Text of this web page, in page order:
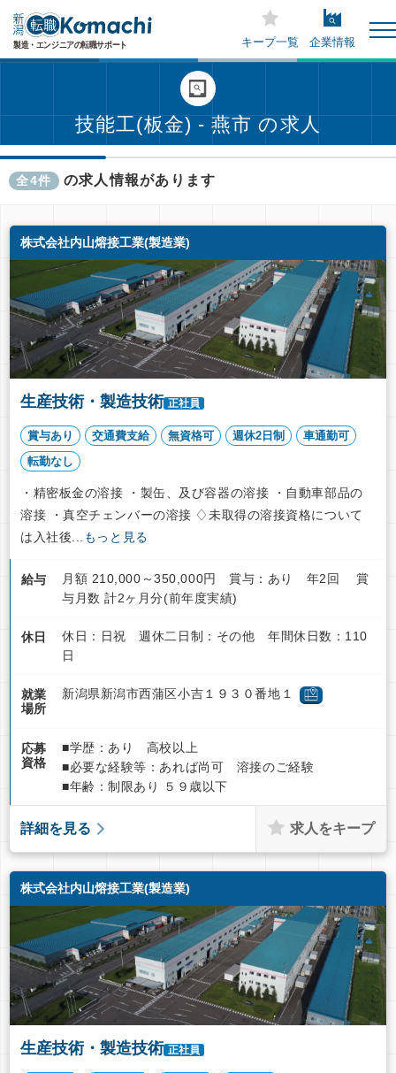
キープ一覧 企業情報
技能工(板金) - 燕市 の求人
全4件 の求人情報があります
株式会社内山熔接工業(製造業)
生産技術・製造技術 正社員
賞与あり 交通費支給 無資格可 週休2日制
車通勤可
転勤なし
・精密板金の溶接 ・製缶、及び容器の溶接 ・自動車部品の
溶接 ・真空チェンバーの溶接 ♢未取得の溶接資格について
は入社後... もっと見る
給与
月額 210,000～350,000円 賞与：あり 年2回 賞
与月数 計2ヶ月分(前年度実績)
休日
休日：日祝 週休二日制：その他 年間休日数：110
日
就業
場所
新潟県新潟市西蒲区小吉１９３０番地１
応募
資格
■学歴：あり 高校以上
■必要な経験等：あれば尚可 溶接のご経験
■年齢：制限あり ５９歳以下
詳細を見る 求人をキープ
株式会社内山熔接工業(製造業)
生産技術・製造技術 正社員